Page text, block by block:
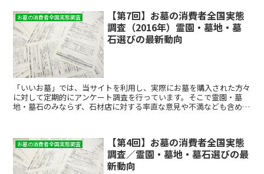
お墓の消費者全国実態調査
【第7回】お墓の消費者全国実態
調査（2016年）霊園・墓地・墓
石選びの最新動向
「いいお墓」では、当サイトを利用し、実際にお墓を購入された方々
に対して定期的にアンケート調査を行っています。そこで霊園・墓
地・墓石のみならず、石材店に対する率直な意見や不満なども含め、
お墓の消費者全国実態調査
【第4回】お墓の消費者全国実態
調査／霊園・墓地・墓石選びの最
新動向